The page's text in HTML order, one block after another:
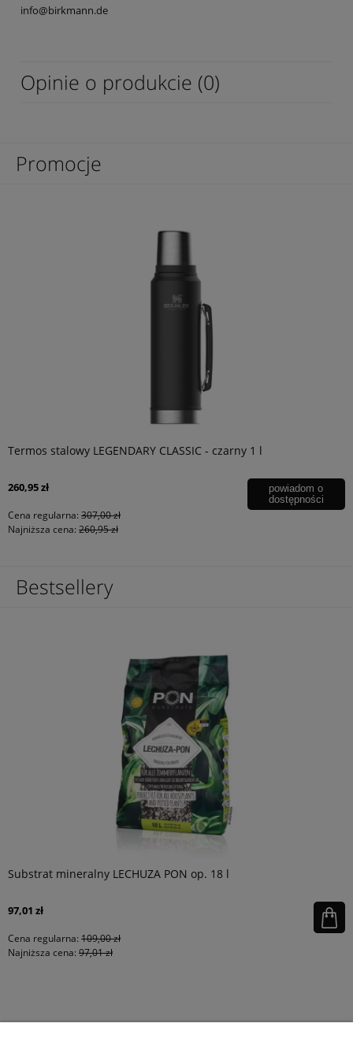
info@birkmann.de
Opinie o produkcie (0)
Promocje
Termos stalowy LEGENDARY CLASSIC - czarny 1 l
260,95 zł
Cena regularna: 307,00 zł
Najniższa cena: 260,95 zł
powiadom o
dostępności
Bestsellery
Substrat mineralny LECHUZA PON op. 18 l
97,01 zł
Cena regularna: 109,00 zł
Najniższa cena: 97,01 zł